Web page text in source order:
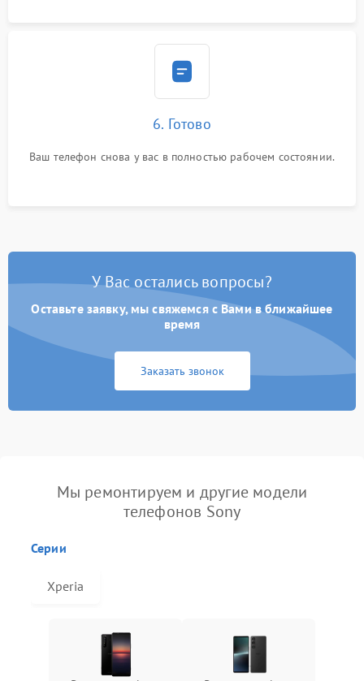
6. Готово
Ваш телефон снова у вас в полностью рабочем состоянии.
У Вас остались вопросы?
Оставьте заявку, мы свяжемся с Вами в ближайшее
время
Заказать звонок
Мы ремонтируем и другие модели
телефонов Sony
Серии
Xperia